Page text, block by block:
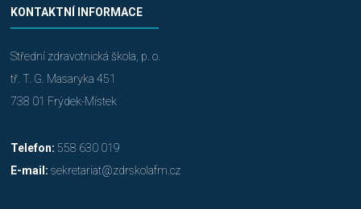
KONTAKTNÍ INFORMACE
Střední zdravotnická škola, p. o.
tř. T. G. Masaryka 451
738 01 Frýdek-Místek
Telefon: 558 630 019
E-mail: sekretariat@zdrskolafm.cz